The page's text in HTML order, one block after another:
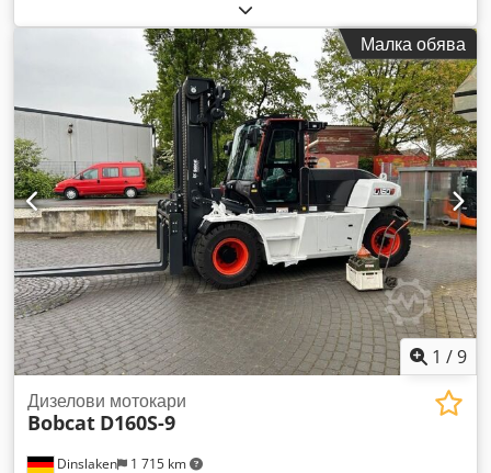
Малка обява
1 /9
Dinslaken 1 715 km
Дизелови мотокари
Bobcat D160S-9